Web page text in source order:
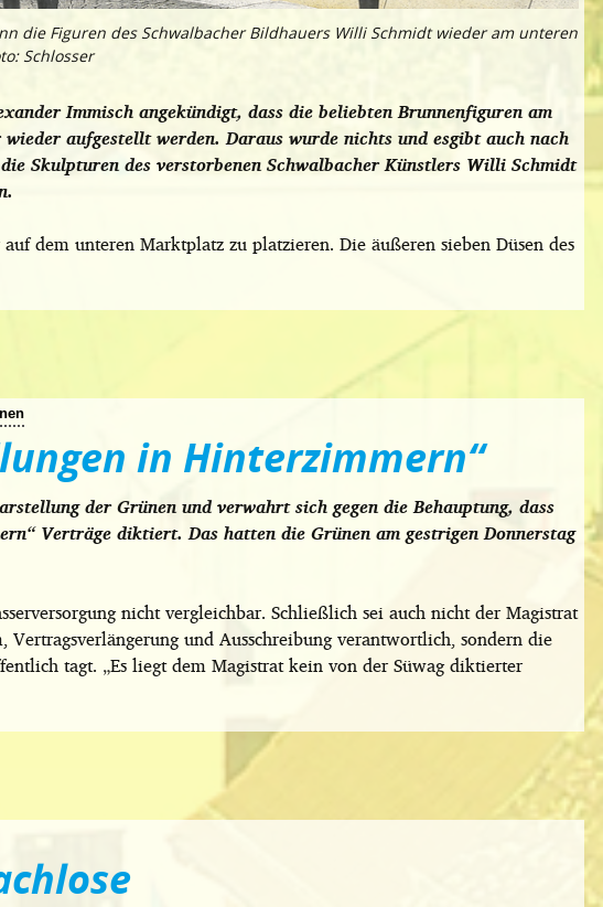
die Figuren des Schwalbacher Bildhauers Willi Schmidt wieder am unteren
Schlosser
Immisch angekündigt, dass die beliebten Brunnenfiguren am
aufgestellt werden. Daraus wurde nichts und esgibt auch nach
Skulpturen des verstorbenen Schwalbacher Künstlers Willi Schmidt
dem unteren Marktplatz zu platzieren. Die äußeren sieben Düsen des
in Hinterzimmern“
der Grünen und verwahrt sich gegen die Behauptung, dass
Verträge diktiert. Das hatten die Grünen am gestrigen Donnerstag
nicht vergleichbar. Schließlich sei auch nicht der Magistrat
Vertragsverlängerung und Ausschreibung verantwortlich, sondern die
tagt. „Es liegt dem Magistrat kein von der Süwag diktierter